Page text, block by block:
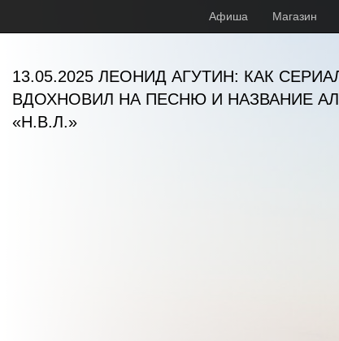
Афиша Магазин
13.05.2025 ЛЕОНИД АГУТИН: КАК
ВДОХНОВИЛ НА ПЕСНЮ И НАЗВАНИЕ
«Н.В.Л.»